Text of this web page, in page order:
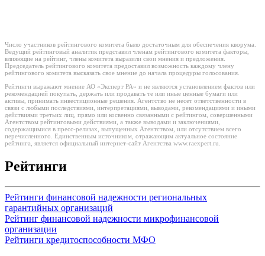
Число участников рейтингового комитета было достаточным для обеспечения кворума.
Ведущий рейтинговый аналитик представил членам рейтингового комитета факторы,
влияющие на рейтинг, члены комитета выразили свои мнения и предложения.
Председатель рейтингового комитета предоставил возможность каждому члену
рейтингового комитета высказать свое мнение до начала процедуры голосования.
Рейтинги выражают мнение АО «Эксперт РА» и не являются установлением фактов или
рекомендацией покупать, держать или продавать те или иные ценные бумаги или
активы, принимать инвестиционные решения. Агентство не несет ответственности в
связи с любыми последствиями, интерпретациями, выводами, рекомендациями и иными
действиями третьих лиц, прямо или косвенно связанными с рейтингом, совершенными
Агентством рейтинговыми действиями, а также выводами и заключениями,
содержащимися в пресс-релизах, выпущенных Агентством, или отсутствием всего
перечисленного. Единственным источником, отражающим актуальное состояние
рейтинга, является официальный интернет-сайт Агентства www.raexpert.ru.
Рейтинги
Рейтинги финансовой надежности региональных
гарантийных организаций
Рейтинг финансовой надежности микрофинансовой
организации
Рейтинги кредитоспособности МФО